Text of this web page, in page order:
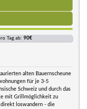
Tag ab: 90€
alten Bauernscheune
für je 3-5
Schweiz und durch das
mit Grillmöglichkeit zu
direkt loswandern - die